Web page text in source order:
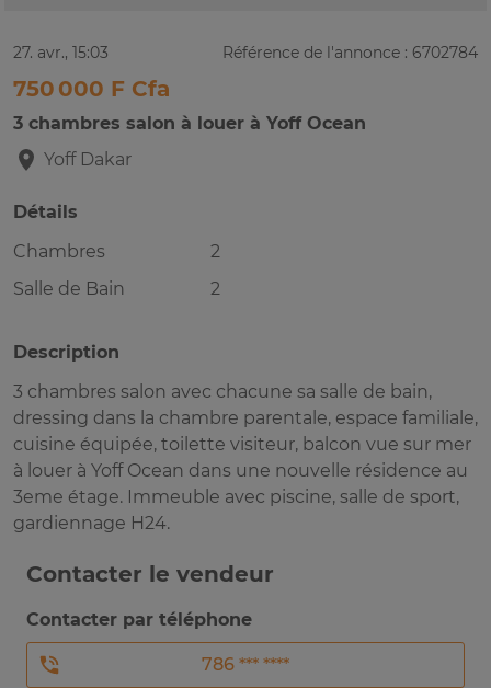
27. avr., 15:03 Référence de l'annonce : 6702784
750 000 F Cfa
3 chambres salon à louer à Yoff Ocean
Yoff Dakar
Détails
Chambres
2
Salle de Bain
2
Description
3 chambres salon avec chacune sa salle de bain,
dressing dans la chambre parentale, espace familiale,
cuisine équipée, toilette visiteur, balcon vue sur mer
à louer à Yoff Ocean dans une nouvelle résidence au
3eme étage. Immeuble avec piscine, salle de sport,
gardiennage H24.
Contacter le vendeur
Contacter par téléphone
786 *** ****